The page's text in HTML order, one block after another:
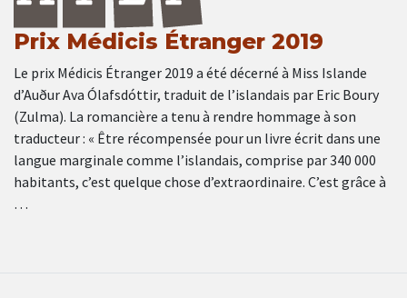
Prix Médicis Étranger 2019
Le prix Médicis Étranger 2019 a été décerné à Miss Islande
d’Auður Ava Ólafsdóttir, traduit de l’islandais par Eric Boury
(Zulma). La romancière a tenu à rendre hommage à son
traducteur : « Être récompensée pour un livre écrit dans une
langue marginale comme l’islandais, comprise par 340 000
habitants, c’est quelque chose d’extraordinaire. C’est grâce à
…